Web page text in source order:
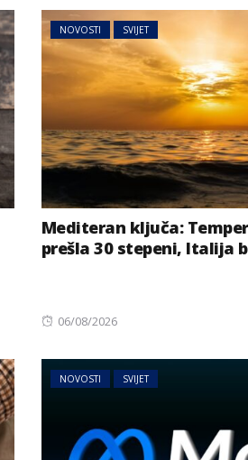
NOVOSTI SVIJET
Mediteran ključa:
prešla 30 stepeni, Italija
Posted
06/08/2026
NOVOSTI SVIJET